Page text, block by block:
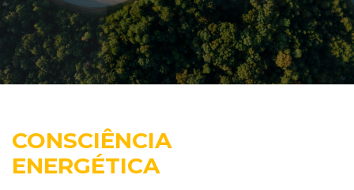
CONSCIÊNCIA
ENERGÉTICA